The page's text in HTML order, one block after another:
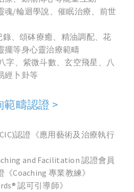
魂/輪迴學說、催眠治療、前世
、頌砵療癒、精油調配、花
擺等身心靈治療範疇
字、紫微斗數、玄空飛星、八
經卜卦等
疇認證 >
認證《應用藝術及治療執行
and Facilitation 認證會員
Coaching 專業教練》
認可引導師》